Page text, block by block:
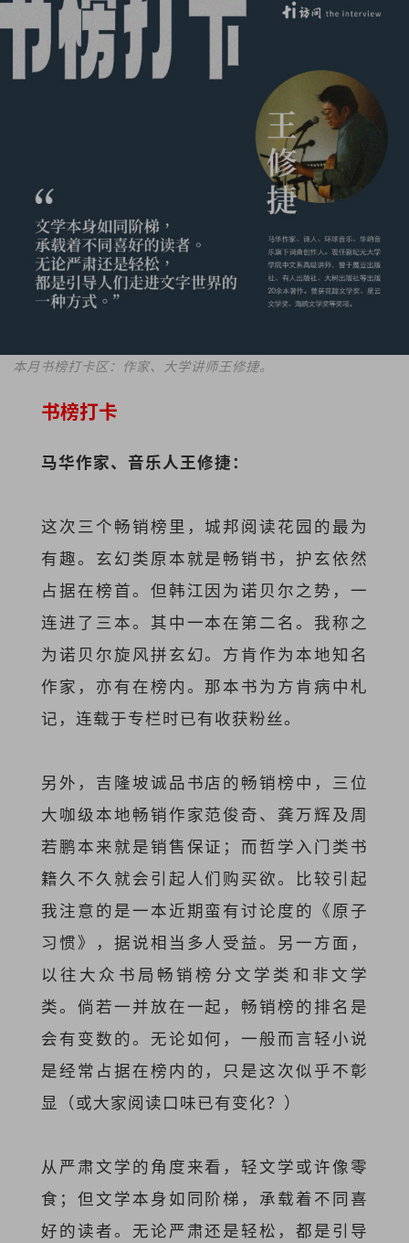
本月书榜打卡区：作家、大学讲师王修捷。
书榜打卡
马华作家、音乐人王修捷：
这次三个畅销榜里，城邦阅读花园的最为
有趣。玄幻类原本就是畅销书，护玄依然
占据在榜首。但韩江因为诺贝尔之势，一
连进了三本。其中一本在第二名。我称之
为诺贝尔旋风拼玄幻。方肯作为本地知名
作家，亦有在榜内。那本书为方肯病中札
记，连载于专栏时已有收获粉丝。
另外，吉隆坡诚品书店的畅销榜中，三位
大咖级本地畅销作家范俊奇、龚万辉及周
若鹏本来就是销售保证；而哲学入门类书
籍久不久就会引起人们购买欲。比较引起
我注意的是一本近期蛮有讨论度的《原子
习惯》，据说相当多人受益。另一方面，
以往大众书局畅销榜分文学类和非文学
类。倘若一并放在一起，畅销榜的排名是
会有变数的。无论如何，一般而言轻小说
是经常占据在榜内的，只是这次似乎不彰
显（或大家阅读口味已有变化？）
从严肃文学的角度来看，轻文学或许像零
食；但文学本身如同阶梯，承载着不同喜
好的读者。无论严肃还是轻松，都是引导